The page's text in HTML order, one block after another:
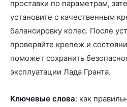
проставки по параметрам,
установите с качественным
балансировку колес. После
проверяйте крепеж и
поможет сохранить
эксплуатации Лада Гранта.
Ключевые слова: как